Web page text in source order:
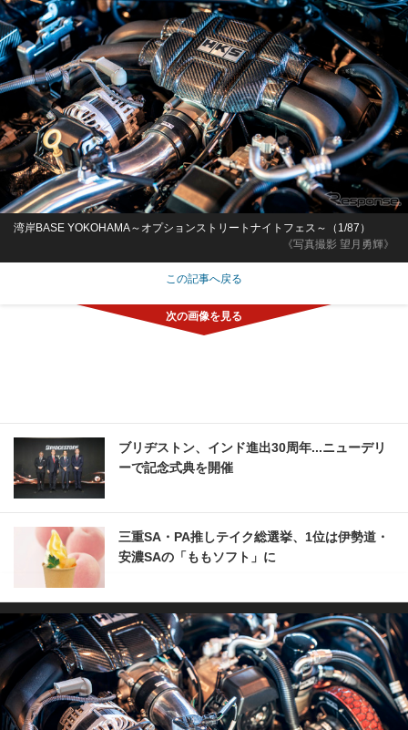
《写真撮影 望月勇輝》
湾岸BASE YOKOHAMA～オプションストリートナイトフェス～（1/87）
この記事へ戻る
ブリヂストン、インド進出30周年...ニューデリ
ーで記念式典を開催
三重SA・PA推しテイク総選挙、1位は伊勢道・
安濃SAの「ももソフト」に